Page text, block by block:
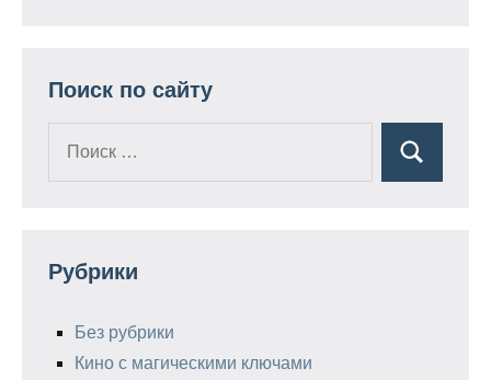
Поиск по сайту
Поиск
Рубрики
Без рубрики
Кино с магическими ключами